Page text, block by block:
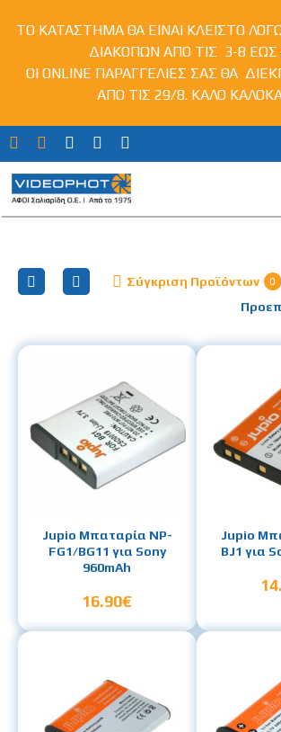
ΤΟ ΚΑΤΑΣΤΗΜΑ ΘΑ ΕΙΝΑΙ ΚΛΕΙΣΤΟ
ΔΙΑΚΟΠΩΝ ΑΠΟ ΤΙΣ 3-8 ΕΩΣ
ΟΙ ONLINE ΠΑΡΑΓΓΕΛΙΕΣ ΣΑΣ ΘΑ
ΑΠΟ ΤΙΣ 29/8. ΚΑΛΟ
Σύγκριση Προϊόντων 0
Jupio Μπαταρία NP-
FG1/BG11 για Sony
960mAh
16.90€
Jupio
BJ1 για